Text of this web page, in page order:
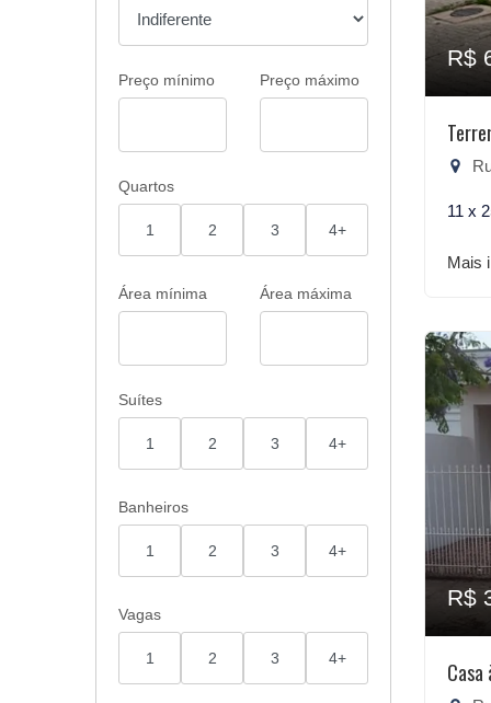
Preço mínimo Preço máximo
Quartos
1 2 3 4+
Área mínima Área máxima
Suítes
1 2 3 4+
Banheiros
1 2 3 4+
Vagas
1 2 3 4+
R$
11 x
Mais
R$